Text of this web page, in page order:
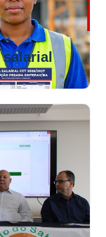
salarial